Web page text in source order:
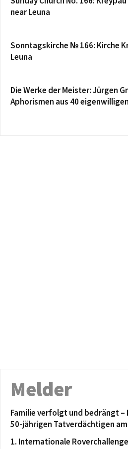
near Leuna
Sonntagskirche № 166: Kirche
Leuna
Die Werke der Meister: Jürgen
Aphorismen aus 40
Melder
Familie verfolgt und bedrängt
50-jährigen Tatverdächtigen
1. Internationale